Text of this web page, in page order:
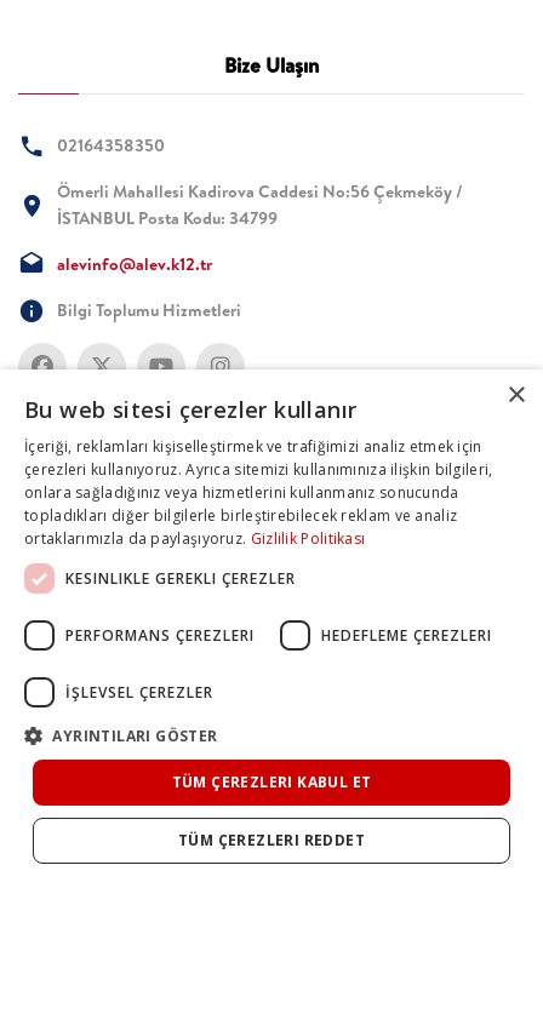
Bize Ulaşın
02164358350
Ömerli Mahallesi Kadirova Caddesi No:56 Çekmeköy /
İSTANBUL Posta Kodu: 34799
alevinfo@alev.k12.tr
Bilgi Toplumu Hizmetleri
×
Bu web sitesi çerezler kullanır
İçeriği, reklamları kişiselleştirmek ve trafiğimizi analiz etmek için
çerezleri kullanıyoruz. Ayrıca sitemizi kullanımınıza ilişkin bilgileri,
onlara sağladığınız veya hizmetlerini kullanmanız sonucunda
topladıkları diğer bilgilerle birleştirebilecek reklam ve analiz
ortaklarımızla da paylaşıyoruz. Gizlilik Politikası
KESINLIKLE GEREKLI ÇEREZLER
PERFORMANS ÇEREZLERI HEDEFLEME ÇEREZLERI
İŞLEVSEL ÇEREZLER
AYRINTILARI GÖSTER
TÜM ÇEREZLERI KABUL ET
TÜM ÇEREZLERI REDDET